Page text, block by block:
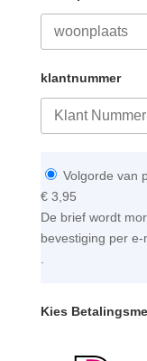
klantnummer
Volgorde van
€ 3,95
De brief wordt
bevestiging per e-
.
Kies